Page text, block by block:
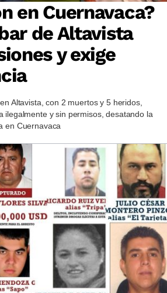
en Cuernavaca?
de Altavista
y exige
Altavista, con 2 muertos y 5 heridos,
ilegalmente y sin permisos, desatando la
en Cuernavaca